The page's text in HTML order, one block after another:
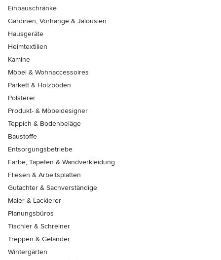
Einbauschränke
Gardinen, Vorhänge & Jalousien
Hausgeräte
Heimtextilien
Kamine
Möbel & Wohnaccessoires
Parkett & Holzböden
Polsterer
Produkt- & Möbeldesigner
Teppich & Bodenbeläge
Baustoffe
Entsorgungsbetriebe
Farbe, Tapeten & Wandverkleidung
Fliesen & Arbeitsplatten
Gutachter & Sachverständige
Maler & Lackierer
Planungsbüros
Tischler & Schreiner
Treppen & Geländer
Wintergärten